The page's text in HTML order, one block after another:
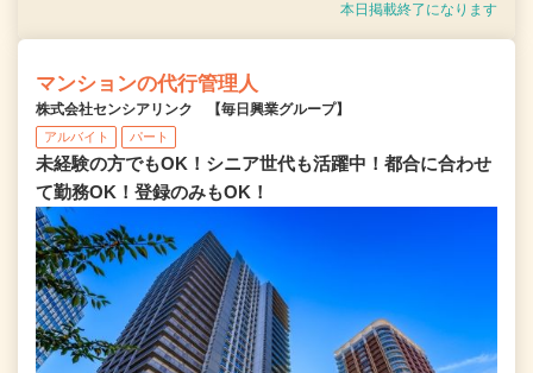
本日掲載終了になります
マンションの代行管理人
株式会社センシアリンク 【毎日興業グループ】
アルバイト パート
未経験の方でもOK！シニア世代も活躍中！都合に合わせ
て勤務OK！登録のみもOK！